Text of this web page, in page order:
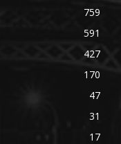
759
591
427
170
47
31
17